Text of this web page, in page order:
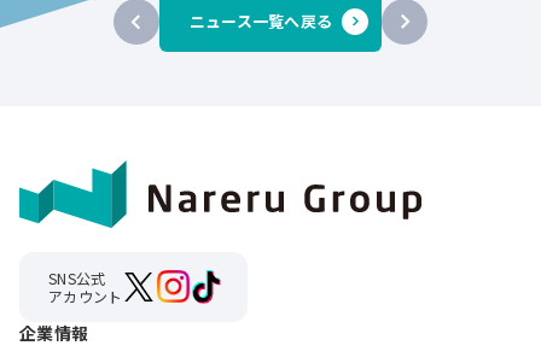
ニュース一覧へ戻る
SNS公式
アカウント
企業情報